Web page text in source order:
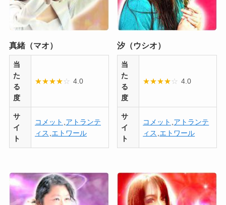
真緒（マオ）
当
た
る
度
★★★★☆ 4.0
サ
イ
ト
コメット アトランテ
ィス エトワール
汐（ウシオ）
当
た
る
度
★★★★☆ 4.0
サ
イ
ト
コメット アトランテ
ィス エトワール